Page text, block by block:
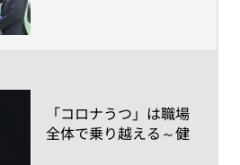
​「コロナうつ」は職場
全体で乗り越える～健